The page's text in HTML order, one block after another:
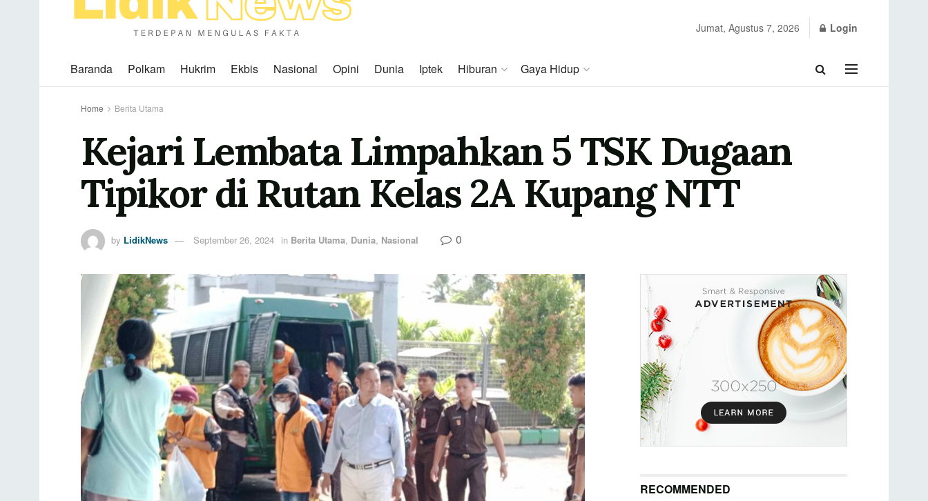
Jumat, Agustus 7, 2026 Login
Baranda Polkam Hukrim Ekbis Nasional Opini Dunia Iptek Hiburan Gaya Hidup
Home Berita Utama
Kejari Lembata Limpahkan 5 TSK Dugaan
Tipikor di Rutan Kelas 2A Kupang NTT
by LidikNews September 26, 2024 in Berita Utama, Dunia, Nasional 0
RECOMMENDED